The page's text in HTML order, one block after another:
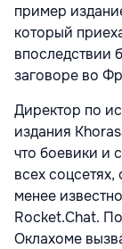
пример
который
впоследствии
заговоре во
Директор по
издания
что боевики и
всех
менее
Rocket.Chat.
Оклахоме